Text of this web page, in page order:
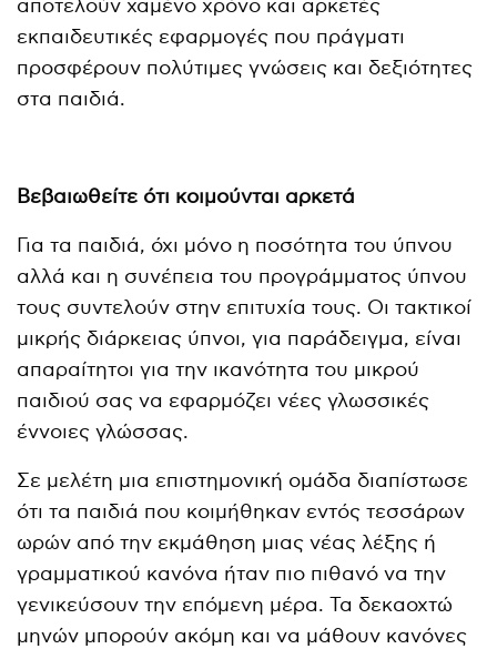
αποτελούν χαμένο χρόνο και αρκετές
εκπαιδευτικές εφαρμογές που πράγματι
προσφέρουν πολύτιμες γνώσεις και δεξιότητες
στα παιδιά.
Βεβαιωθείτε ότι κοιμούνται αρκετά
Για τα παιδιά, όχι μόνο η ποσότητα του ύπνου
αλλά και η συνέπεια του προγράμματος ύπνου
τους συντελούν στην επιτυχία τους. Οι τακτικοί
μικρής διάρκειας ύπνοι, για παράδειγμα, είναι
απαραίτητοι για την ικανότητα του μικρού
παιδιού σας να εφαρμόζει νέες γλωσσικές
έννοιες γλώσσας.
Σε μελέτη μια επιστημονική ομάδα διαπίστωσε
ότι τα παιδιά που κοιμήθηκαν εντός τεσσάρων
ωρών από την εκμάθηση μιας νέας λέξης ή
γραμματικού κανόνα ήταν πιο πιθανό να την
γενικεύσουν την επόμενη μέρα. Τα δεκαοχτώ
μηνών μπορούν ακόμη και να μάθουν κανόνες